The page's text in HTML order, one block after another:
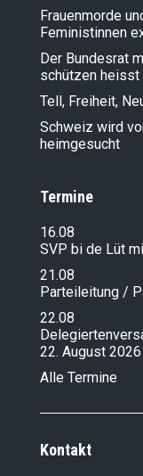
Frauenmorde
Feministinnen
Der Bundesrat
schützen heisst
Tell, Freiheit,
Schweiz wird
heimgesucht
Termine
16.08
SVP bi de Lüt
21.08
Parteileitung /
22.08
22. August 2026
Alle Termine
Kontakt